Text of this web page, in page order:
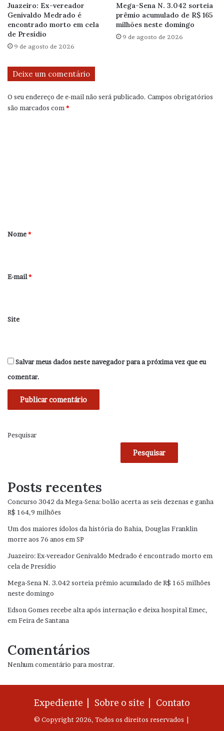
Juazeiro: Ex-vereador
Genivaldo Medrado é
encontrado morto em cela
de Presídio
9 de agosto de 2026
Mega-Sena N. 3.042 sorteia
prêmio acumulado de R$ 165
milhões neste domingo
9 de agosto de 2026
Deixe um comentário
O seu endereço de e-mail não será publicado. Campos obrigatórios
são marcados com *
r
*
Nome*
E-mail*
Site
Salvar meus dados neste navegador para a próxima vez que eu
comentar.
Pesquisar
Pesquisar
Posts recentes
Concurso 3042 da Mega-Sena: bolão acerta as seis dezenas e ganha
R$ 164,9 milhões
Um dos maiores ídolos da história do Bahia, Douglas Franklin
morre aos 76 anos em SP
Juazeiro: Ex-vereador Genivaldo Medrado é encontrado morto em
cela de Presídio
Mega-Sena N. 3.042 sorteia prêmio acumulado de R$ 165 milhões
neste domingo
Edson Gomes recebe alta após internação e deixa hospital Emec,
em Feira de Santana
Comentários
Nenhum comentário para mostrar.
Expediente | Sobre o site | Contato
© Copyright 2026, Todos os direitos reservados |